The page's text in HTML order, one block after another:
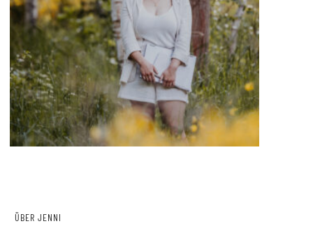
ÜBER JENNI